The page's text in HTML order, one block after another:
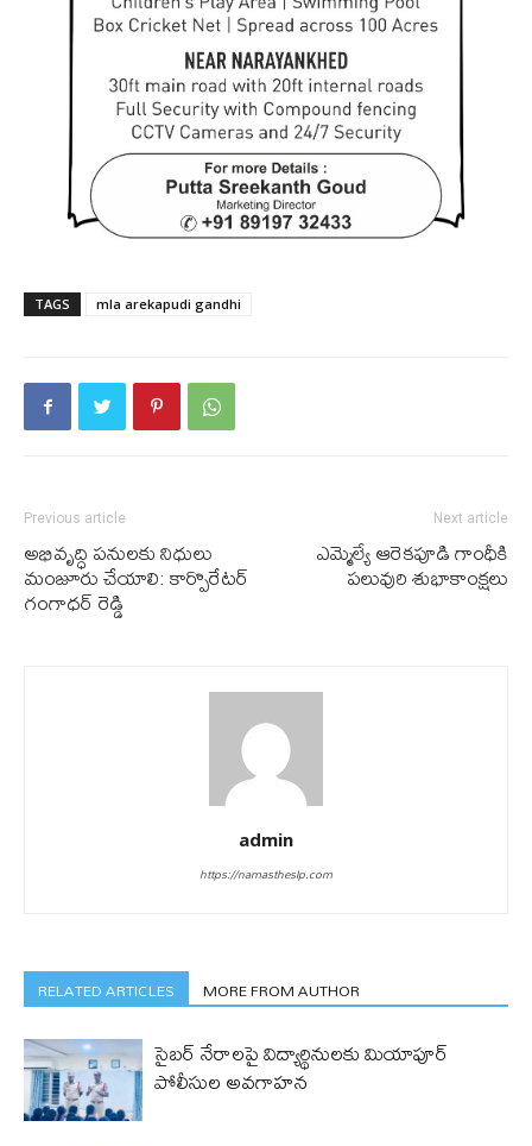
TAGS mla arekapudi gandhi
Previous article
అభివృద్ధి ప‌నుల‌కు నిధులు
మంజూరు చేయాలి: కార్పొరేటర్
గంగాధర్ రెడ్డి
Next article
ఎమ్మెల్యే ఆరెక‌పూడి గాంధీకి
ప‌లువురి శుభాకాంక్ష‌లు
admin
https://namastheslp.com
RELATED ARTICLES MORE FROM AUTHOR
సైబర్ నేరాలపై విద్యార్థినులకు మియాపూర్
పోలీసుల అవగాహన